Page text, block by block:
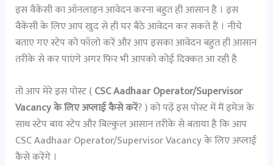
इस वैकेंसी का ऑनलाइन आवेदन करना बहुत ही आसान है । इस
वैकेंसी के लिए आप खुद से ही घर बैठे आवेदन कर सकते हैं । नीचे
बताए गए स्टेप को फॉलो करें और आप इसका आवेदन बहुत ही आसान
तरीके से कर पाएंगे अगर फिर भी आपको कोई दिक्कत आ रही है
तो आप मेरे इस पोस्ट (CSC Aadhaar Operator/Supervisor
Vacancy के लिए अप्लाई कैसे करें? ) को पढ़ें इस पोस्ट में मैं इमेज के
साथ स्टेप बाय स्टेप और बिल्कुल आसान तरीके से बताया है कि आप
CSC Aadhaar Operator/Supervisor Vacancy के लिए अप्लाई
कैसे करेंगे ।